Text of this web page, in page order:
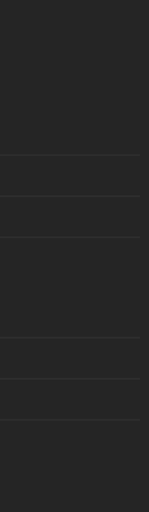
Ka Udhëtuar